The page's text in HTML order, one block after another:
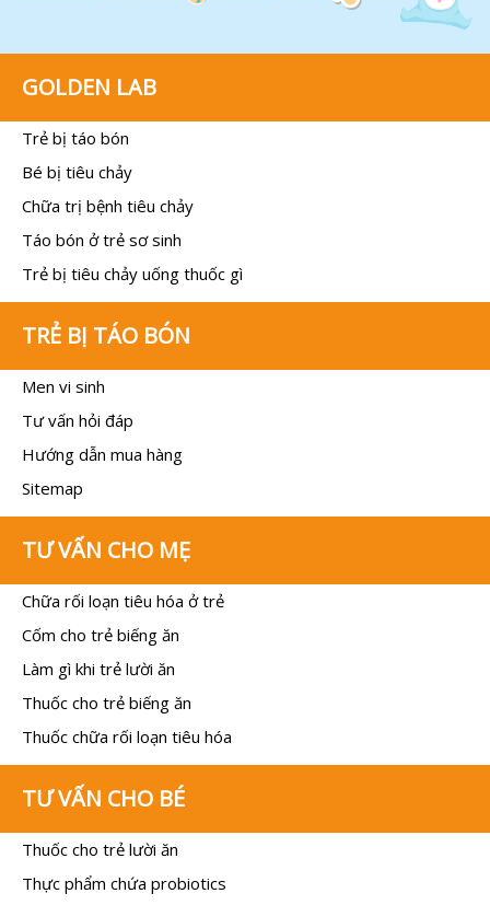
GOLDEN LAB
Trẻ bị táo bón
Bé bị tiêu chảy
Chữa trị bệnh tiêu chảy
Táo bón ở trẻ sơ sinh
Trẻ bị tiêu chảy uống thuốc gì
TRẺ BỊ TÁO BÓN
Men vi sinh
Tư vấn hỏi đáp
Hướng dẫn mua hàng
Sitemap
TƯ VẤN CHO MẸ
Chữa rối loạn tiêu hóa ở trẻ
Cốm cho trẻ biếng ăn
Làm gì khi trẻ lười ăn
Thuốc cho trẻ biếng ăn
Thuốc chữa rối loạn tiêu hóa
TƯ VẤN CHO BÉ
Thuốc cho trẻ lười ăn
Thực phẩm chứa probiotics